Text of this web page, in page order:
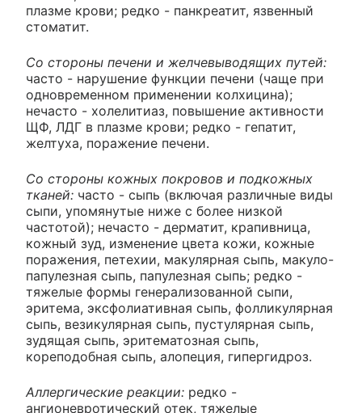
плазме крови; редко - панкреатит, язвенный
стоматит.
Со стороны печени и желчевыводящих путей:
часто - нарушение функции печени (чаще при
одновременном применении колхицина);
нечасто - холелитиаз, повышение активности
ЩФ, ЛДГ в плазме крови; редко - гепатит,
желтуха, поражение печени.
Со стороны кожных покровов и подкожных
тканей: часто - сыпь (включая различные виды
сыпи, упомянутые ниже с более низкой
частотой); нечасто - дерматит, крапивница,
кожный зуд, изменение цвета кожи, кожные
поражения, петехии, макулярная сыпь, макуло-
папулезная сыпь, папулезная сыпь; редко -
тяжелые формы генерализованной сыпи,
эритема, эксфолиативная сыпь, фолликулярная
сыпь, везикулярная сыпь, пустулярная сыпь,
зудящая сыпь, эритематозная сыпь,
кореподобная сыпь, алопеция, гипергидроз.
Аллергические реакции: редко -
ангионевротический отек, тяжелые